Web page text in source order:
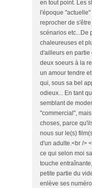
en tout point. Les
l'époque
reprocher de
scénarios etc...De
chaleureuses et
d'ailleurs en partie
deux soeurs à la
un amour tendre
qui, sous sa bel
odieux... En tant
semblant de
"commercial",
choses, parce
nous sur le(s)
d'un adulte.<br />
ce qui selon moi
touche
petite partie du
enlève ses